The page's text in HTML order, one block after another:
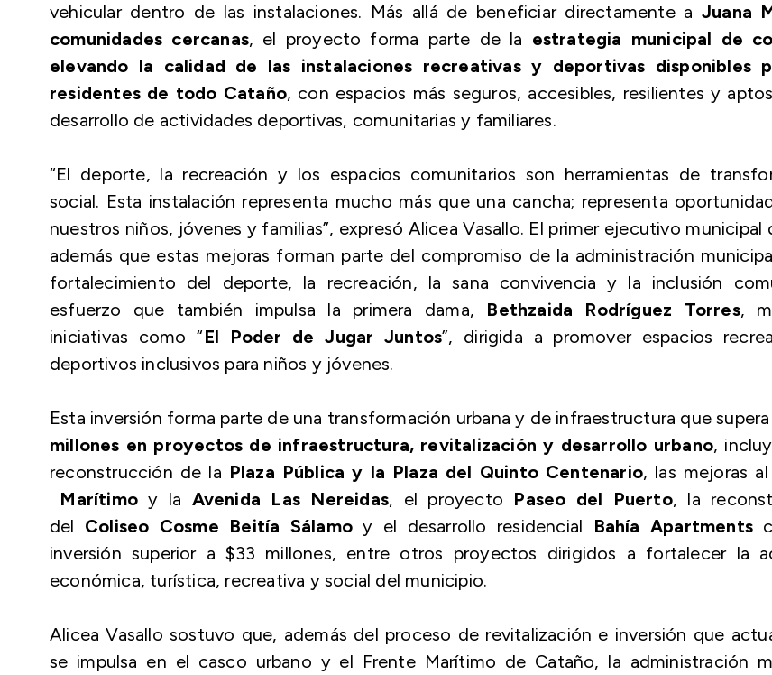
vehicular dentro de las instalaciones. Más allá de beneficiar directamente a Juana
comunidades cercanas, el proyecto forma parte de la estrategia municipal de
elevando la calidad de las instalaciones recreativas y deportivas disponibles
residentes de todo Cataño, con espacios más seguros, accesibles, resilientes y
desarrollo de actividades deportivas, comunitarias y familiares.
“El deporte, la recreación y los espacios comunitarios son herramientas de
social. Esta instalación representa mucho más que una cancha; representa
nuestros niños, jóvenes y familias”, expresó Alicea Vasallo. El primer ejecutivo municipal
además que estas mejoras forman parte del compromiso de la administración
fortalecimiento del deporte, la recreación, la sana convivencia y la inclusión
esfuerzo que también impulsa la primera dama, Bethzaida Rodríguez Torres,
iniciativas como “El Poder de Jugar Juntos”, dirigida a promover espacios
deportivos inclusivos para niños y jóvenes.
Esta inversión forma parte de una transformación urbana y de infraestructura que
millones en proyectos de infraestructura, revitalización y desarrollo urbano,
reconstrucción de la Plaza Pública y la Plaza del Quinto Centenario, las mejoras al
Marítimoy la Avenida Las Nereidas, el proyecto Paseo del Puerto, la
del Coliseo Cosme Beitía Sálamoy el desarrollo residencial Bahía Apartments
inversión superior a $33 millones, entre otros proyectos dirigidos a fortalecer la
económica, turística, recreativa y social del municipio.
Alicea Vasallo sostuvo que, además del proceso de revitalización e inversión que
se impulsa en el casco urbano y el Frente Marítimo de Cataño, la administración